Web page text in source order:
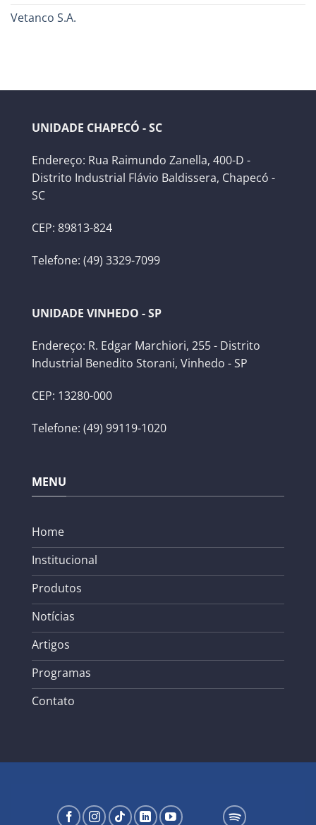
Vetanco S.A.
UNIDADE CHAPECÓ - SC
Endereço: Rua Raimundo Zanella, 400-D -
Distrito Industrial Flávio Baldissera, Chapecó -
SC
CEP: 89813-824
Telefone: (49) 3329-7099
UNIDADE VINHEDO - SP
Endereço: R. Edgar Marchiori, 255 - Distrito
Industrial Benedito Storani, Vinhedo - SP
CEP: 13280-000
Telefone: (49) 99119-1020
MENU
Home
Institucional
Produtos
Notícias
Artigos
Programas
Contato